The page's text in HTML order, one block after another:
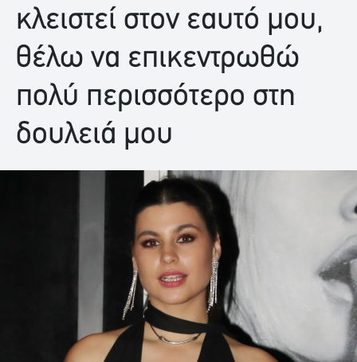
κλειστεί στον εαυτό μου,
θέλω να επικεντρωθώ
πολύ περισσότερο στη
δουλειά μου